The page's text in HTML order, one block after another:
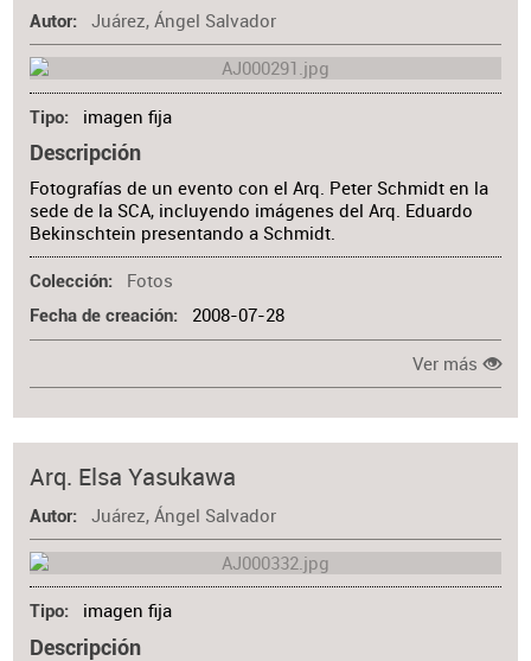
Autor Juárez, Ángel Salvador
Tipo imagen fija
Descripción
Fotografías de un evento con el Arq. Peter Schmidt en la
sede de la SCA, incluyendo imágenes del Arq. Eduardo
Bekinschtein presentando a Schmidt.
Colección Fotos
Fecha de creación 2008-07-28
Ver más
Arq. Elsa Yasukawa
Autor Juárez, Ángel Salvador
Tipo imagen fija
Descripción